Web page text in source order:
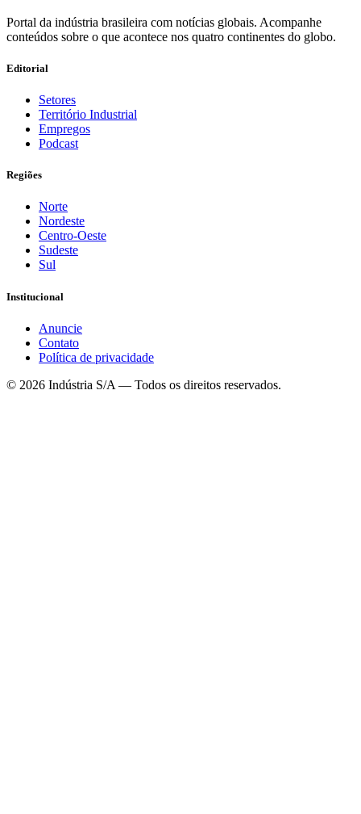
Portal da indústria brasileira com notícias globais. Acompanhe
conteúdos sobre o que acontece nos quatro continentes do globo.
Editorial
Setores
Território Industrial
Empregos
Podcast
Regiões
Norte
Nordeste
Centro-Oeste
Sudeste
Sul
Institucional
Anuncie
Contato
Política de privacidade
© 2026 Indústria S/A — Todos os direitos reservados.